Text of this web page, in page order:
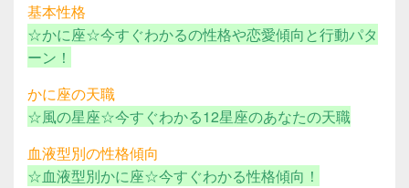
基本性格
☆かに座☆今すぐわかるの性格や恋愛傾向と行動パタ
ーン！
かに座の天職
☆風の星座☆今すぐわかる12星座のあなたの天職
血液型別の性格傾向
☆血液型別かに座☆今すぐわかる性格傾向！